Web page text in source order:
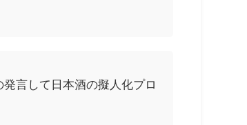
言して日本酒の擬人化プロ